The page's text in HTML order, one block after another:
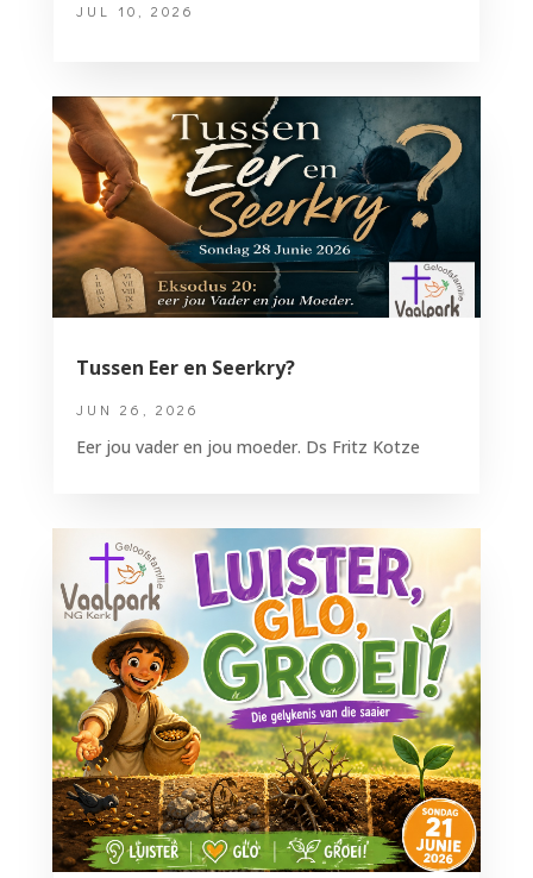
JUL 10, 2026
Tussen Eer en Seerkry?
JUN 26, 2026
Eer jou vader en jou moeder. Ds Fritz Kotze